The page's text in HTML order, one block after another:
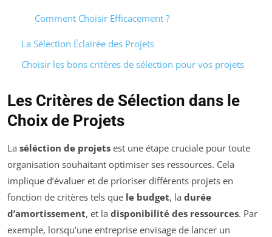
Comment Choisir Efficacement ?
La Sélection Éclairée des Projets
Choisir les bons critères de sélection pour vos projets
Les Critères de Sélection dans le
Choix de Projets
La séléction de projets est une étape cruciale pour toute
organisation souhaitant optimiser ses ressources. Cela
implique d’évaluer et de prioriser différents projets en
fonction de critères tels que le budget, la durée
d’amortissement, et la disponibilité des ressources. Par
exemple, lorsqu’une entreprise envisage de lancer un